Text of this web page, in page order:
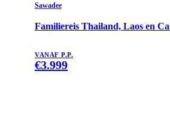
Sawadee
Familiereis Thailand, Laos en
VANAF P.P.
€3.999